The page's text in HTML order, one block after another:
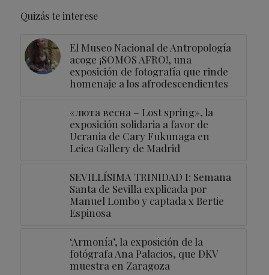
Quizás te interese
El Museo Nacional de Antropología
acoge ¡SOMOS AFRO!, una
exposición de fotografía que rinde
homenaje a los afrodescendientes
«люта весна – Lost spring», la
exposición solidaria a favor de
Ucrania de Cary Fukunaga en
Leica Gallery de Madrid
SEVILLÍSIMA TRINIDAD I: Semana
Santa de Sevilla explicada por
Manuel Lombo y captada x Bertie
Espinosa
‘Armonía’, la exposición de la
fotógrafa Ana Palacios, que DKV
muestra en Zaragoza